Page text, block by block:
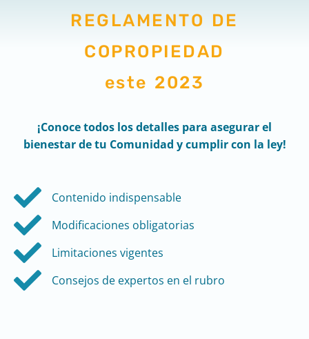
REGLAMENTO DE
COPROPIEDAD
este 2023
¡Conoce todos los detalles para asegurar el
bienestar de tu Comunidad y cumplir con la ley!
Contenido indispensable
Modificaciones obligatorias
Limitaciones vigentes
Consejos de expertos en el rubro